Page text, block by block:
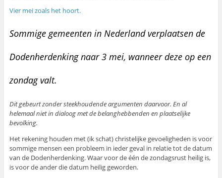
Vier mei zoals het hoort.
Sommige gemeenten in Nederland verplaatsen de
Dodenherdenking naar 3 mei, wanneer deze op een
zondag valt.
Dit gebeurt zonder steekhoudende argumenten daarvoor. En al
helemaal niet in dialoog met de belanghebbenden en plaatselijke
bevolking.
Het rekening houden met (ik schat) christelijke gevoeligheden is voor
sommige mensen een probleem in ieder geval in relatie tot de datum
van de Dodenherdenking. Waar voor de één de zondagsrust heilig is,
is voor de ander die datum heilig geworden.